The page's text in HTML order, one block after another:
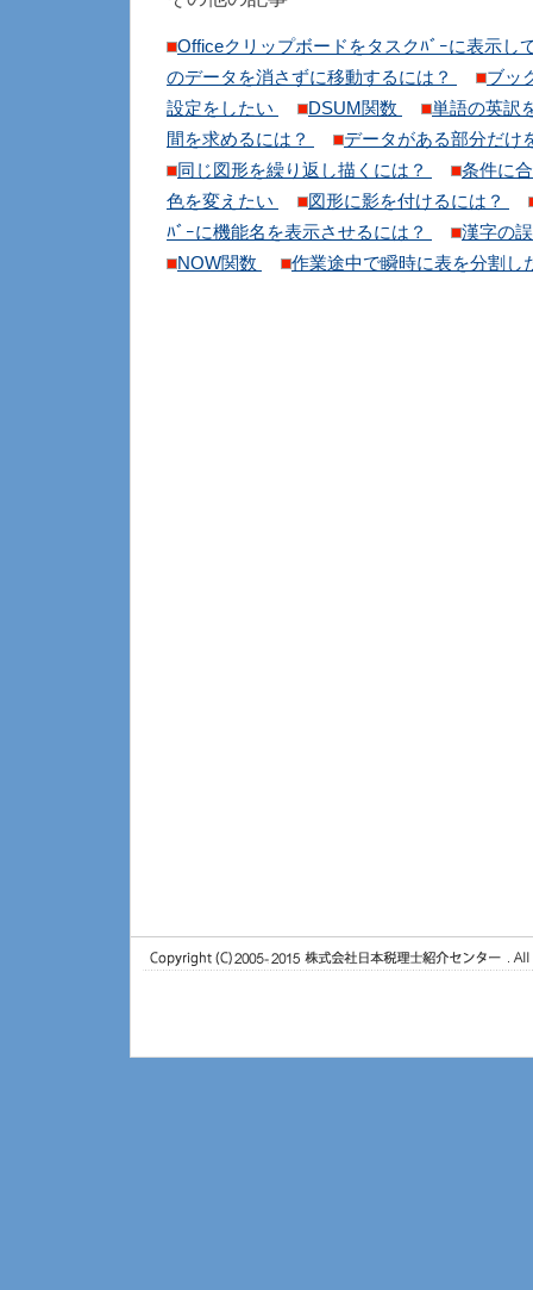
Officeクリップボードをタスクﾊﾞｰに表示し
のデータを消さずに移動するには？
ブッ
設定をしたい
DSUM関数
単語の英訳
間を求めるには？
データがある部分だけ
同じ図形を繰り返し描くには？
条件に
色を変えたい
図形に影を付けるには？
ﾊﾞｰに機能名を表示させるには？
漢字の
NOW関数
作業途中で瞬時に表を分割